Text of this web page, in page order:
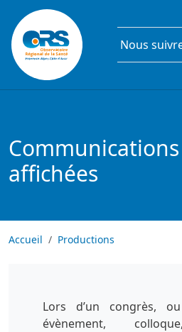
Aller au contenu principal
Nous
affichées
Accueil Productions
Lors d’un congrès,
évènement,